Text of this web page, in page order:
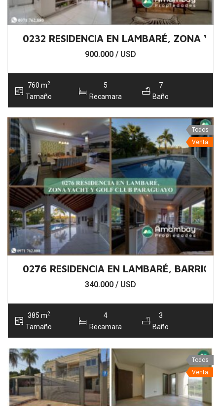
0232 RESIDENCIA EN LAMBARÉ, ZONA
900.000 / USD
760 m2
Tamaño
5
Recamara
7
Baño
Todos
Venta
0276 RESIDENCIA EN LAMBARÉ, BARRIO
340.000 / USD
385 m2
Tamaño
4
Recamara
3
Baño
Todos
Venta